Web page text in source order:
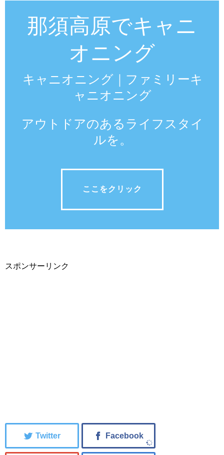
那須高原でキャニ
オニング
キャニオニング｜ファミリーキ
ャニオニング
アウトドアのあるライフスタイ
ルを。
ここをクリック
スポンサーリンク